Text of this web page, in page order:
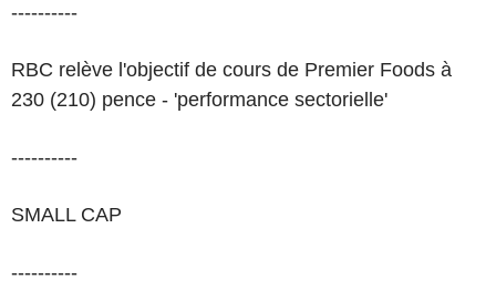
----------
RBC relève l'objectif de cours de Premier Foods à
230 (210) pence - 'performance sectorielle'
----------
SMALL CAP
----------